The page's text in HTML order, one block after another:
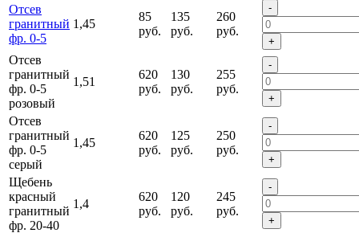
Отсев
гранитный
фр. 0-5
1,45
85
руб.
135
руб.
260
руб.
-
+
Отсев
гранитный
фр. 0-5
розовый
1,51
620
руб.
130
руб.
255
руб.
-
+
Отсев
гранитный
фр. 0-5
серый
1,45
620
руб.
125
руб.
250
руб.
-
+
Щебень
красный
гранитный
фр. 20-40
1,4
620
руб.
120
руб.
245
руб.
-
+